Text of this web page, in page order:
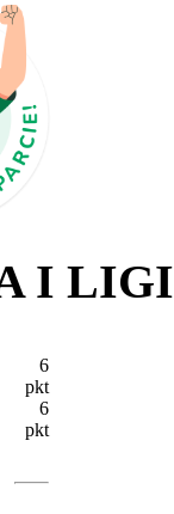
I LIGI
6
pkt
6
pkt